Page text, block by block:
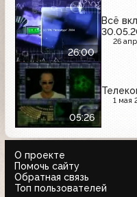
26:00
Всё
26
05:26
1 мая
О проекте
Помочь сайту
Обратная связь
Топ пользователей